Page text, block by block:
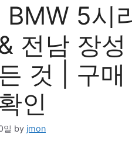
5시
전남 장
것 | 구
인
일 by jmon